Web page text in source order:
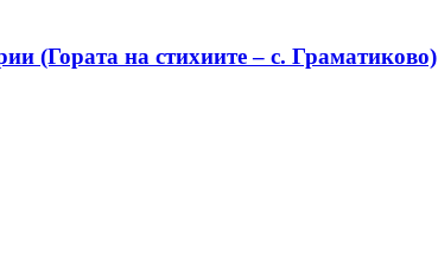
(Гората на стихиите – с. Граматиково)